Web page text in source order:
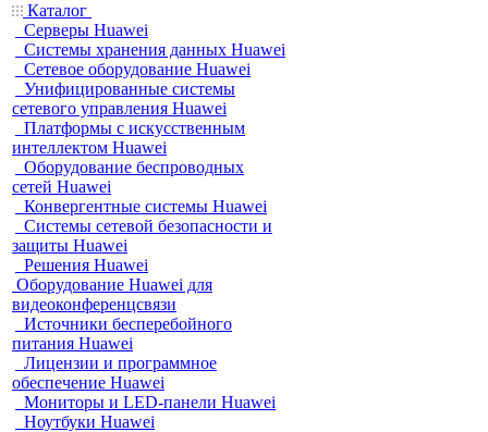
Каталог
Серверы Huawei
Системы хранения данных Huawei
Сетевое оборудование Huawei
Унифицированные системы
сетевого управления Huawei
Платформы с искусственным
интеллектом Huawei
Оборудование беспроводных
сетей Huawei
Конвергентные системы Huawei
Системы сетевой безопасности и
защиты Huawei
Решения Huawei
Оборудование Huawei для
видеоконференцсвязи
Источники бесперебойного
питания Huawei
Лицензии и программное
обеспечение Huawei
Мониторы и LED-панели Huawei
Ноутбуки Huawei